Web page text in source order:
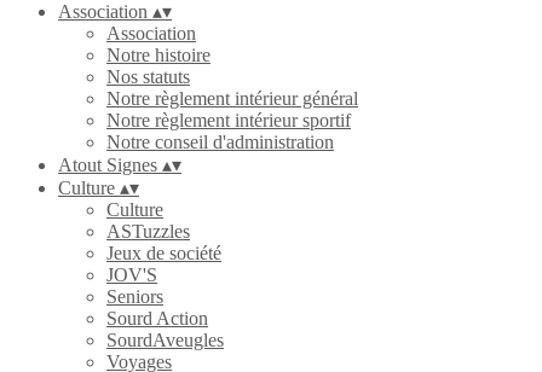
Association ▴▾
Association
Notre histoire
Nos statuts
Notre règlement intérieur général
Notre règlement intérieur sportif
Notre conseil d'administration
Atout Signes ▴▾
Culture ▴▾
Culture
ASTuzzles
Jeux de société
JOV'S
Seniors
Sourd Action
SourdAveugles
Voyages